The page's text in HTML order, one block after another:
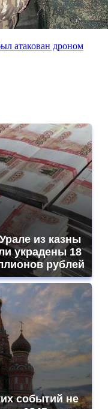
атакован дроном
из казны
украдены 18
рублей
событий не